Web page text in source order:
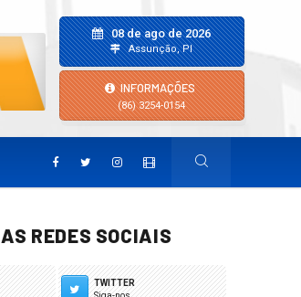
08 de ago de 2026
Assunção, PI
INFORMAÇÕES
(86) 3254-0154
REDES SOCIAIS
TWITTER